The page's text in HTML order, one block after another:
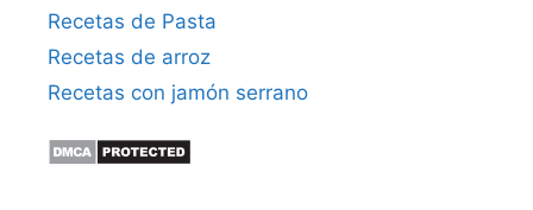
Recetas de Pasta
Recetas de arroz
Recetas con jamón serrano